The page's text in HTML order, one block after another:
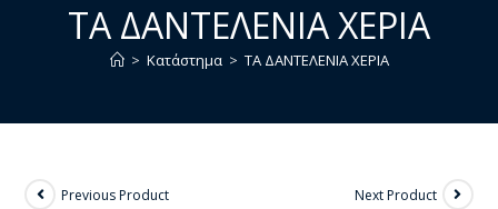
ΤΑ ΔΑΝΤΕΛΕΝΙΑ ΧΕΡΙΑ
> Κατάστημα > ΤΑ ΔΑΝΤΕΛΕΝΙΑ ΧΕΡΙΑ
Previous Product Next Product